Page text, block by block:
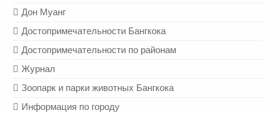
Дон Муанг
Достопримечательности Бангкока
Достопримечательности по районам
Журнал
Зоопарк и парки животных Бангкока
Информация по городу